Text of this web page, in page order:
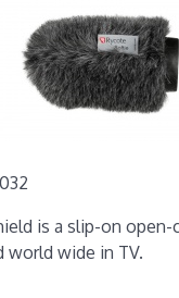
is a slip-on
world wide in TV.